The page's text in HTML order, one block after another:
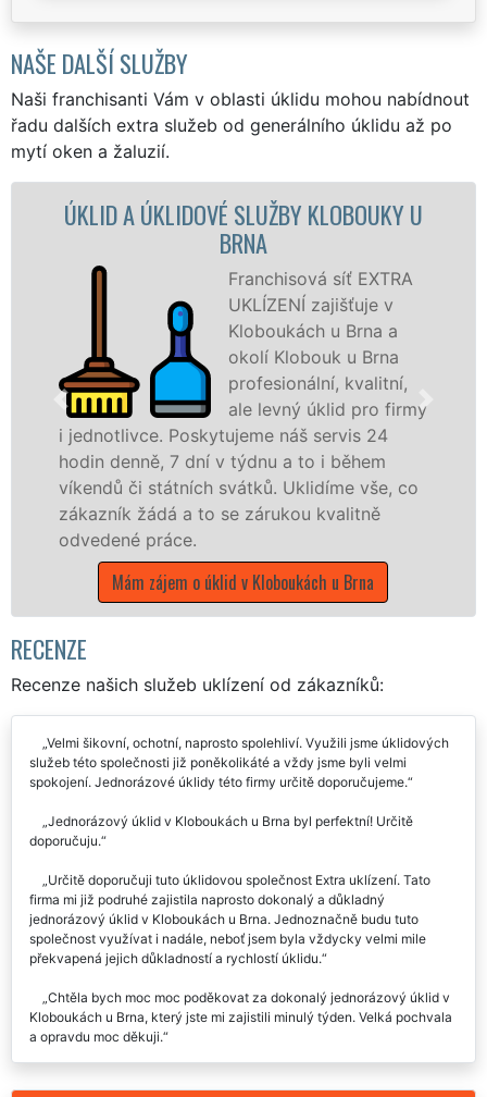
NAŠE DALŠÍ SLUŽBY
Naši franchisanti Vám v oblasti úklidu mohou nabídnout
řadu dalších extra služeb od generálního úklidu až po
mytí oken a žaluzií.
SLUŽBY KLOBOUKY U
Franchisová síť EXTRA
UKLÍZENÍ zajišťuje v
Kloboukách u Brna a
okolí Klobouk u Brna
profesionální, kvalitní,
ale levný úklid pro firmy
náš servis 24
v týdnu a to i během
svátků. Uklidíme vše, co
to se zárukou kvalitně
úklid v Kloboukách u Brna
ÚKLIDOVÁ
služby nabízíme
společnosti,
v celém
čistoty.
Mám zájem o
RECENZE
Recenze našich služeb uklízení od zákazníků:
Velmi šikovní, ochotní, naprosto spolehliví. Využili jsme úklidových
služeb této společnosti již poněkolikáté a vždy jsme byli velmi
spokojení. Jednorázové úklidy této firmy určitě doporučujeme.
Jednorázový úklid v Kloboukách u Brna byl perfektní! Určitě
doporučuju.
Určitě doporučuji tuto úklidovou společnost Extra uklízení. Tato
firma mi již podruhé zajistila naprosto dokonalý a důkladný
jednorázový úklid v Kloboukách u Brna. Jednoznačně budu tuto
společnost využívat i nadále, neboť jsem byla vždycky velmi mile
překvapená jejich důkladností a rychlostí úklidu.
Chtěla bych moc moc poděkovat za dokonalý jednorázový úklid v
Kloboukách u Brna, který jste mi zajistili minulý týden. Velká pochvala
a opravdu moc děkuji.